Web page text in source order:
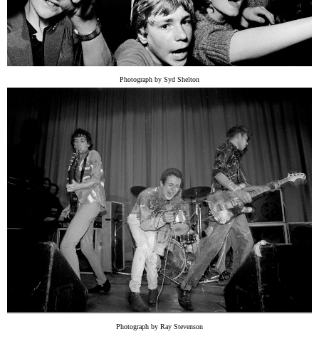
Photograph by Syd Shelton
Photograph by Ray Stevenson